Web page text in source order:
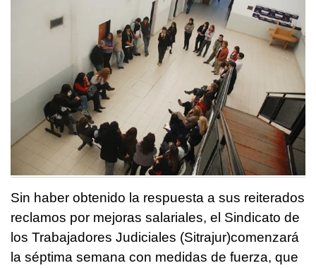
Sin haber obtenido la respuesta a sus reiterados
reclamos por mejoras salariales, el Sindicato de
los Trabajadores Judiciales (Sitrajur)comenzará
la séptima semana con medidas de fuerza, que